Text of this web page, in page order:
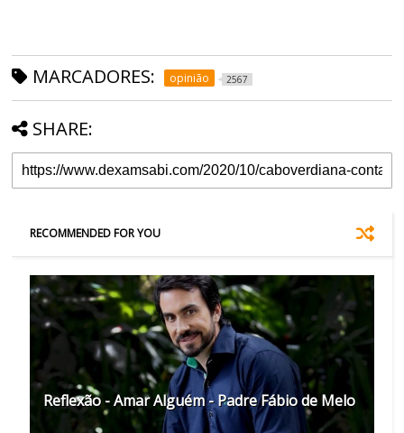
MARCADORES: opinião 2567
SHARE:
RECOMMENDED FOR YOU
Reflexão - Amar Alguém - Padre Fábio de Melo